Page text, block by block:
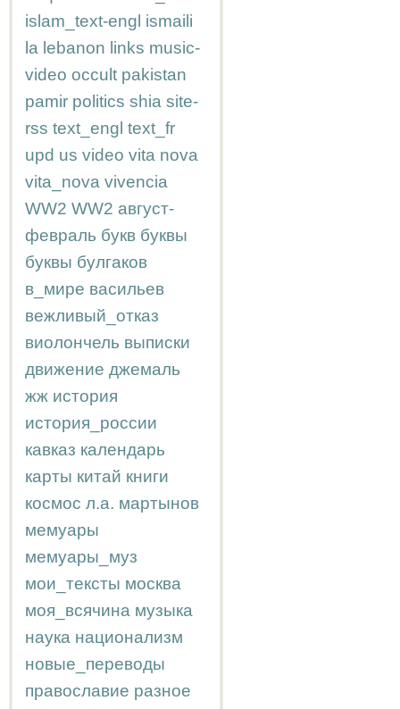
islam_text-engl ismaili
la lebanon links music-
video occult pakistan
pamir politics shia site-
rss text_engl text_fr
upd us video vita nova
vita_nova vivencia
WW2 WW2 август-
февраль букв буквы
буквы булгаков
в_мире васильев
вежливый_отказ
виолончель выписки
движение джемаль
жж история
история_россии
кавказ календарь
карты китай книги
космос л.а. мартынов
мемуары
мемуары_муз
мои_тексты москва
моя_всячина музыка
наука национализм
новые_переводы
православие разное